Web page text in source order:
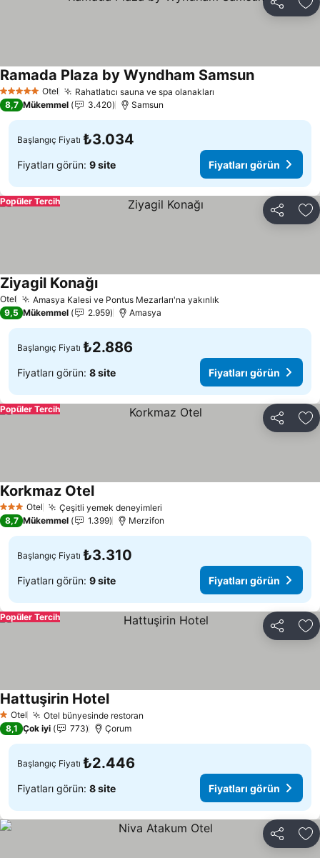
Paylaş
5 Yıldız Otel Rahatlatıcı sauna ve spa olanakları
Ramada Plaza by Wyndham Samsun
8,7 Mükemmel 3.420 Samsun
Başlangıç Fiyatı ₺3.034
Fiyatları görün: 9 site Fiyatları görün
Paylaş
Popüler Tercih
Otel Amasya Kalesi ve Pontus Mezarları'na yakınlık
Ziyagil Konağı
9,5 Mükemmel 2.959 Amasya
Başlangıç Fiyatı ₺2.886
Fiyatları görün: 8 site Fiyatları görün
Paylaş
Popüler Tercih
3 YıldızOtel Çeşitli yemek deneyimleri
Korkmaz Otel
8,7 Mükemmel 1.399 Merzifon
Başlangıç Fiyatı ₺3.310
Fiyatları görün: 9 site Fiyatları görün
Paylaş
Popüler Tercih
1 Yıldız
Otel Otel bünyesinde restoran
Hattuşirin Hotel
8,1 Çok iyi 773 Çorum
Başlangıç Fiyatı ₺2.446
Fiyatları görün: 8 site Fiyatları görün
Paylaş